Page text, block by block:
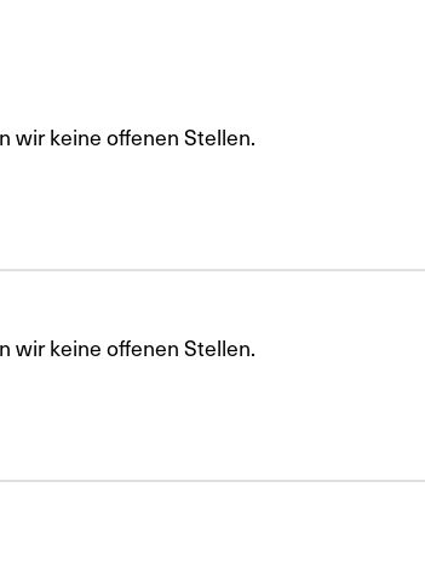
wir keine offenen Stellen.
wir keine offenen Stellen.